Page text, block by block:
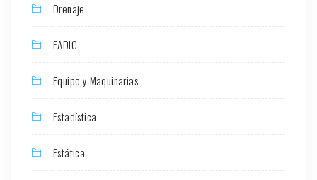
Drenaje
EADIC
Equipo y Maquinarias
Estadística
Estática